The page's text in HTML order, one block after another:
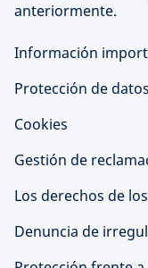
anteriormente.
Información
Protección de datos
Cookies
Gestión de
Los derechos de
Denuncia de